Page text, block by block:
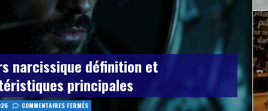
narcissique définition et
principales
COMMENTAIRES FERMÉS